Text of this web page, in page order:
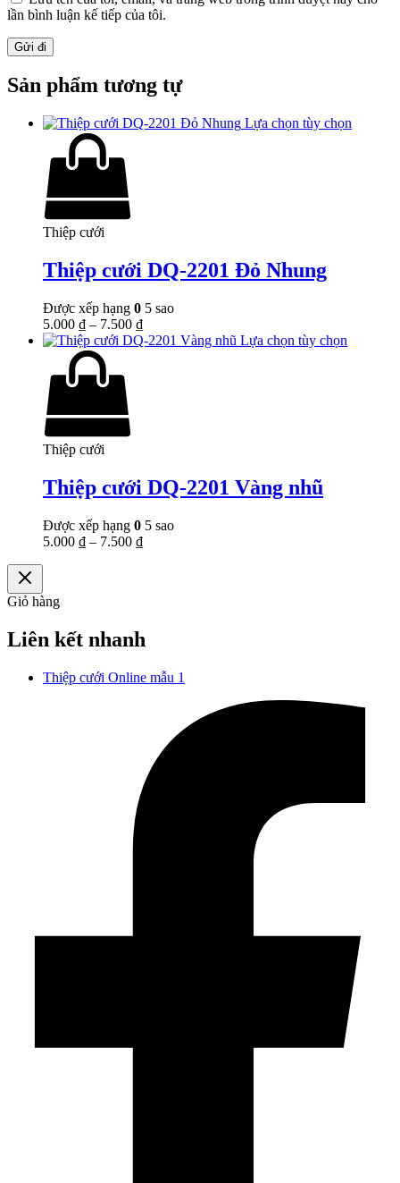
lần bình luận kế tiếp của tôi.
Sản phẩm tương tự
Lựa chọn tùy chọn
Thiệp cưới
Thiệp cưới DQ-2201 Đỏ Nhung
Được xếp hạng 0 5 sao
5.000 ₫ – 7.500 ₫
Lựa chọn tùy chọn
Thiệp cưới
Thiệp cưới DQ-2201 Vàng nhũ
Được xếp hạng 0 5 sao
5.000 ₫ – 7.500 ₫
Giỏ hàng
Liên kết nhanh
Thiệp cưới Online mẫu 1